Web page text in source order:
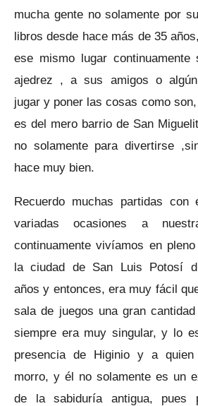
mucha gente no solamente por
libros desde hace más de 35
ese mismo lugar
ajedrez , a sus amigos o algún
jugar y poner las cosas como
es del mero barrio de San
no solamente para divertirse
hace muy bien.
Recuerdo muchas partidas
variadas ocasiones a
continuamente vivíamos en
la ciudad de San Luis Potosí
años y entonces, era muy fácil
sala de juegos una gran
siempre era muy singular, y lo
presencia de Higinio y a quien
morro, y él no solamente es un
de la sabiduría antigua, pues